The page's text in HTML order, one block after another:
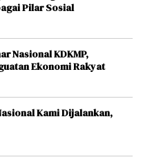
Pilar Sosial
Nasional KDKMP,
Ekonomi Rakyat
Kami Dijalankan,